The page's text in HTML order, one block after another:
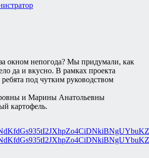
за окном непогода? Мы придумали, как
да и вкусно. В рамках проекта
под чутким руководством
и Марины Анатольевны
картофель.